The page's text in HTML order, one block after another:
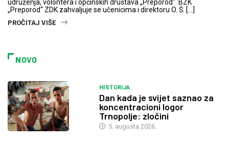
udruženja, volontera i općinskih društava „Preporod“. BZK
„Preporod“ ZDK zahvaljuje se učenicima i direktoru O. Š. […]
PROČITAJ VIŠE
NOVO
HISTORIJA
Dan kada je svijet saznao za
koncentracioni logor
Trnopolje: zločini
5. augusta 2026.